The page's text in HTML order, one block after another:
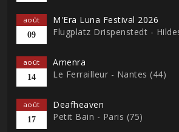
août
09
M'Era Luna Festival 2026
Flugplatz Drispenstedt -
août
14
Amenra
Le Ferrailleur - Nantes (44)
août
17
Deafheaven
Petit Bain - Paris (75)